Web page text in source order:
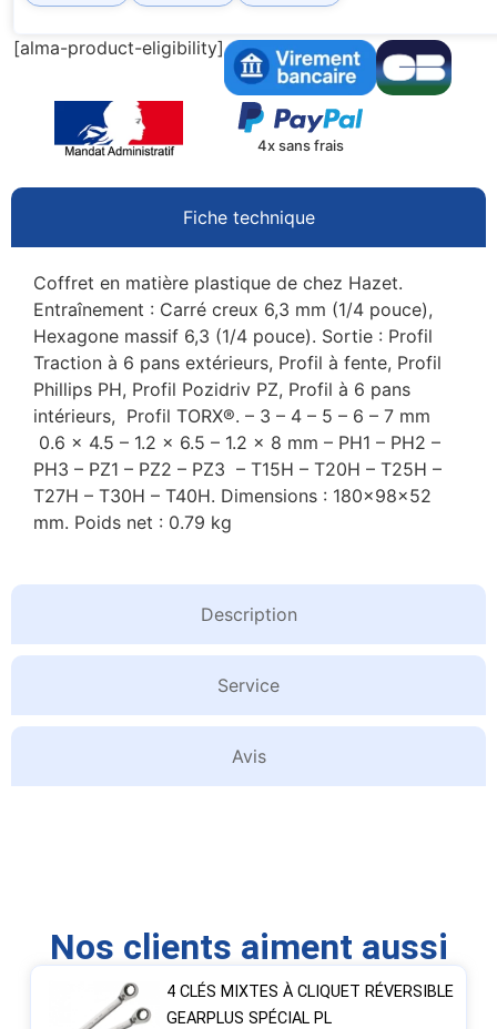
[alma-product-eligibility]
4x sans frais
Fiche technique
Description
Service
Avis
Coffret en matière plastique de chez Hazet.
Entraînement : Carré creux 6,3 mm (1/4 pouce),
Hexagone massif 6,3 (1/4 pouce). Sortie : Profil
Traction à 6 pans extérieurs, Profil à fente, Profil
Phillips PH, Profil Pozidriv PZ, Profil à 6 pans
intérieurs, Profil TORX®. – 3 – 4 – 5 – 6 – 7 mm
0.6 x 4.5 – 1.2 x 6.5 – 1.2 x 8 mm – PH1 – PH2 –
PH3 – PZ1 – PZ2 – PZ3 – T15H – T20H – T25H –
T27H – T30H – T40H. Dimensions : 180x98x52
mm. Poids net : 0.79 kg
Nos clients aiment aussi
4 CLÉS MIXTES À CLIQUET RÉVERSIBLE
GEARPLUS SPÉCIAL PL